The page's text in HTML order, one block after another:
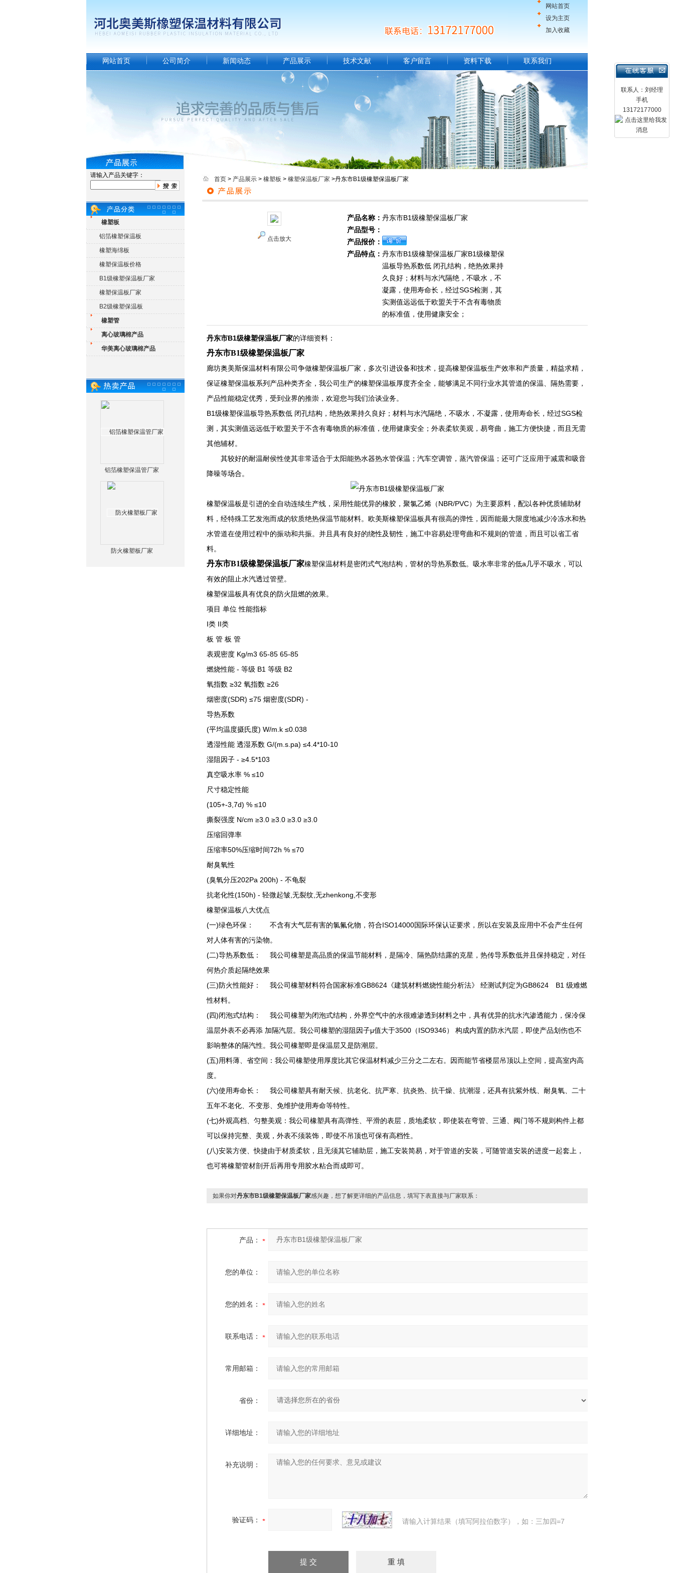
网站首页
设为主页
加入收藏
联系人：刘经理
手机
13172177000
网站首页 公司简介 新闻动态 产品展示 技术文献 客户留言 资料下载 联系我们
请输入产品关键字：
橡塑板
铝箔橡塑保温板
橡塑海绵板
橡塑保温板价格
B1级橡塑保温板厂家
橡塑保温板厂家
B2级橡塑保温板
橡塑管
离心玻璃棉产品
华美离心玻璃棉产品
铝箔橡塑保温管厂家
防火橡塑板厂家
首页 > 产品展示 > 橡塑板 > 橡塑保温板厂家 >丹东市B1级橡塑保温板厂家
点击放大
产品名称： 丹东市B1级橡塑保温板厂家
产品型号：
产品报价：
产品特点： 丹东市B1级橡塑保温板厂家B1级橡塑保
温板导热系数低 闭孔结构，绝热效果持
久良好；材料与水汽隔绝，不吸水，不
凝露，使用寿命长，经过SGS检测，其
实测值远远低于欧盟关于不含有毒物质
的标准值，使用健康安全；
丹东市B1级橡塑保温板厂家的详细资料：
丹东市B1级橡塑保温板厂家
廊坊奥美斯保温材料有限公司争做橡塑保温板厂家，多次引进设备和技术，提高橡塑保温板生产效率和产质量，精益求精，
保证橡塑保温板系列产品种类齐全，我公司生产的橡塑保温板厚度齐全全，能够满足不同行业水其管道的保温、隔热需要，
产品性能稳定优秀，受到业界的推崇，欢迎您与我们洽谈业务。
B1级橡塑保温板导热系数低 闭孔结构，绝热效果持久良好；材料与水汽隔绝，不吸水，不凝露，使用寿命长，经过SGS检
测，其实测值远远低于欧盟关于不含有毒物质的标准值，使用健康安全；外表柔软美观，易弯曲，施工方便快捷，而且无需
其他辅材。
其较好的耐温耐侯性使其非常适合于太阳能热水器热水管保温；汽车空调管，蒸汽管保温；还可广泛应用于减震和吸音
降噪等场合。
橡塑保温板是引进的全自动连续生产线，采用性能优异的橡胶，聚氯乙烯（NBR/PVC）为主要原料，配以各种优质辅助材
料，经特殊工艺发泡而成的软质绝热保温节能材料。欧美斯橡塑保温板具有很高的弹性，因而能最大限度地减少冷冻水和热
水管道在使用过程中的振动和共振。并且具有良好的绕性及韧性，施工中容易处理弯曲和不规则的管道，而且可以省工省
料。
丹东市B1级橡塑保温板厂家橡塑保温材料是密闭式气泡结构，管材的导热系数低。吸水率非常的低a几乎不吸水，可以
有效的阻止水汽透过管壁。
橡塑保温板具有优良的防火阻燃的效果。
项目 单位 性能指标
I类 II类
板 管 板 管
表观密度 Kg/m3 65-85 65-85
燃烧性能 - 等级 B1 等级 B2
氧指数 ≥32 氧指数 ≥26
烟密度(SDR) ≤75 烟密度(SDR) -
导热系数
(平均温度摄氏度) W/m.k ≤0.038
透湿性能 透湿系数 G/(m.s.pa) ≤4.4*10-10
湿阻因子 - ≥4.5*103
真空吸水率 % ≤10
尺寸稳定性能
(105+-3,7d) % ≤10
撕裂强度 N/cm ≥3.0 ≥3.0 ≥3.0 ≥3.0
压缩回弹率
压缩率50%压缩时间72h % ≤70
耐臭氧性
(臭氧分压202Pa 200h) - 不龟裂
抗老化性(150h) - 轻微起皱,无裂纹,无zhenkong,不变形
橡塑保温板八大优点
(一)绿色环保： 不含有大气层有害的氯氟化物，符合ISO14000国际环保认证要求，所以在安装及应用中不会产生任何
对人体有害的污染物。
(二)导热系数低： 我公司橡塑是高品质的保温节能材料，是隔冷、隔热防结露的克星，热传导系数低并且保持稳定，对任
何热介质起隔绝效果
(三)防火性能好： 我公司橡塑材料符合国家标准GB8624《建筑材料燃烧性能分析法》 经测试判定为GB8624 B1 级难燃
性材料。
(四)闭泡式结构： 我公司橡塑为闭泡式结构，外界空气中的水很难渗透到材料之中，具有优异的抗水汽渗透能力，保冷保
温层外表不必再添 加隔汽层。我公司橡塑的湿阻因子μ值大于3500（ISO9346） 构成内置的防水汽层，即使产品划伤也不
影响整体的隔汽性。我公司橡塑即是保温层又是防潮层。
(五)用料薄、省空间：我公司橡塑使用厚度比其它保温材料减少三分之二左右。因而能节省楼层吊顶以上空间，提高室内高
度。
(六)使用寿命长： 我公司橡塑具有耐天候、抗老化、抗严寒、抗炎热、抗干燥、抗潮湿，还具有抗紫外线、耐臭氧、二十
五年不老化、不变形、免维护使用寿命等特性。
(七)外观高档、匀整美观：我公司橡塑具有高弹性、平滑的表层，质地柔软，即使装在弯管、三通、阀门等不规则构件上都
可以保持完整、美观，外表不须装饰，即使不吊顶也可保有高档性。
(八)安装方便、快捷由于材质柔软，且无须其它辅助层，施工安装简易，对于管道的安装，可随管道安装的进度一起套上，
也可将橡塑管材剖开后再用专用胶水粘合而成即可。
如果你对丹东市B1级橡塑保温板厂家感兴趣，想了解更详细的产品信息，填写下表直接与厂家联系：
产品：
您的单位：
您的姓名：
联系电话：
常用邮箱：
省份：
详细地址：
补充说明：
验证码： 请输入计算结果（填写阿拉伯数字），如：三加四=7